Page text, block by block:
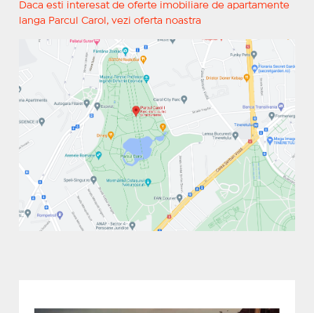
Daca esti interesat de oferte imobiliare de apartamente
langa Parcul Carol, vezi oferta noastra